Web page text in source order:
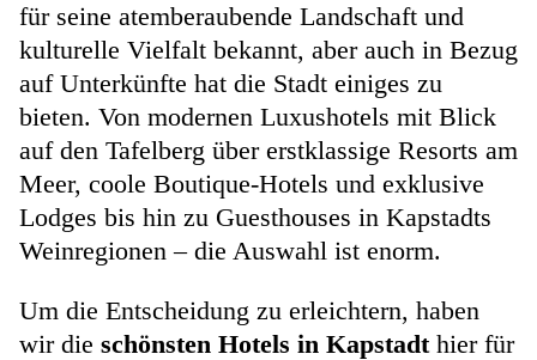
für seine atemberaubende Landschaft und
kulturelle Vielfalt bekannt, aber auch in Bezug
auf Unterkünfte hat die Stadt einiges zu
bieten. Von modernen Luxushotels mit Blick
auf den Tafelberg über erstklassige Resorts am
Meer, coole Boutique-Hotels und exklusive
Lodges bis hin zu Guesthouses in Kapstadts
Weinregionen – die Auswahl ist enorm.
Um die Entscheidung zu erleichtern, haben
wir die schönsten Hotels in Kapstadthier für